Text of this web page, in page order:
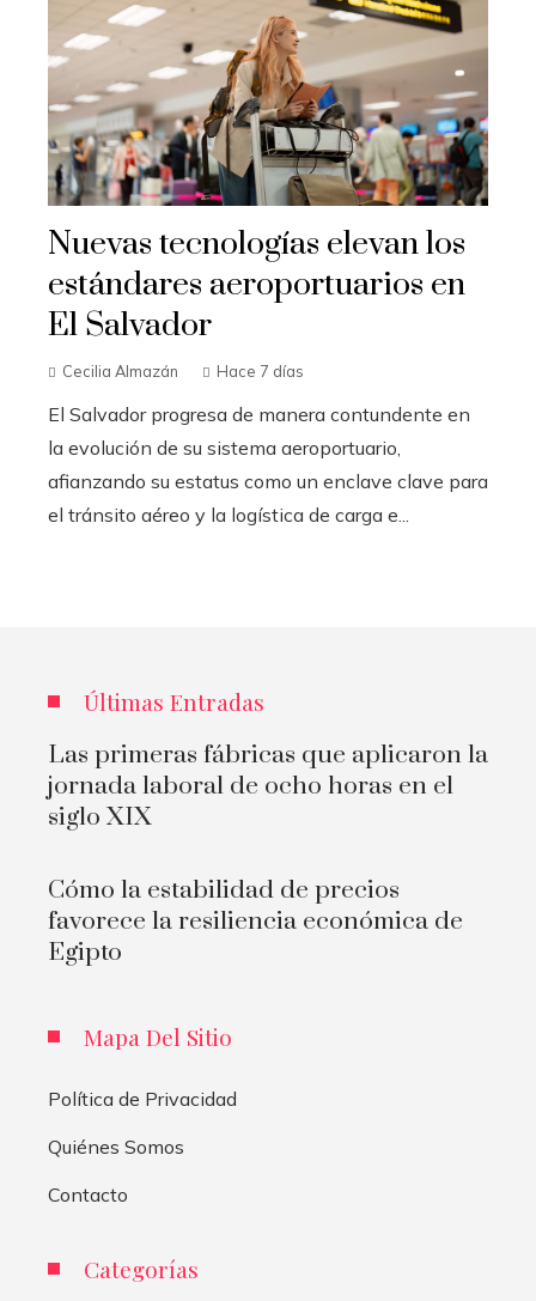
Nuevas tecnologías elevan los
estándares aeroportuarios en
El Salvador
Cecilia Almazán Hace 7 días
El Salvador progresa de manera contundente en
la evolución de su sistema aeroportuario,
afianzando su estatus como un enclave clave para
el tránsito aéreo y la logística de carga e...
Últimas Entradas
Las primeras fábricas que aplicaron la
jornada laboral de ocho horas en el
siglo XIX
Cómo la estabilidad de precios
favorece la resiliencia económica de
Egipto
Mapa Del Sitio
Política de Privacidad
Quiénes Somos
Contacto
Categorías